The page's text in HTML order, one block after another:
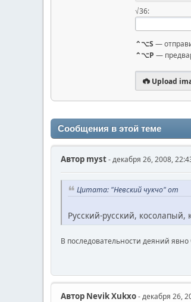
√36:
⌃⌥S —
⌃⌥P —
Upload
Сообщения в этой теме
Автор myst- декабря 26, 2008,
Цитата: "Невский чукчо" от
Русский-русский,
В последовательности деяний явно
Автор Nevik Xukxo- декабря 26,